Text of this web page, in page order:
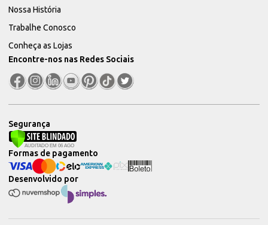
Nossa História
Trabalhe Conosco
Conheça as Lojas
Encontre-nos nas Redes Sociais
Segurança
Desenvolvido por
Formas de pagamento